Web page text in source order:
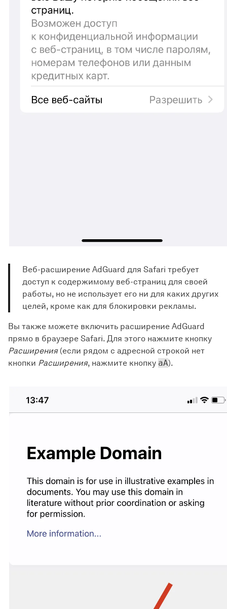
Веб-расширение AdGuard для Safari требует
доступ к содержимому веб-страниц для своей
работы, но не использует его ни для каких других
целей, кроме как для блокировки рекламы.
Вы также можете включить расширение AdGuard
прямо в браузере Safari. Для этого нажмите кнопку
Расширения(если рядом с адресной строкой нет
кнопки Расширения, нажмите кнопку aA).